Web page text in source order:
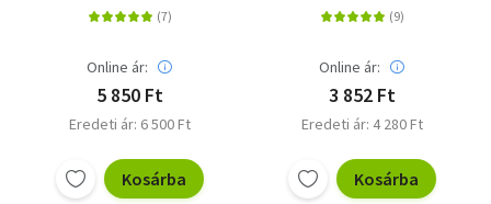
Online ár:
5 850 Ft
Eredeti ár: 6 500 Ft
Kosárba
Online ár:
3 852 Ft
Eredeti ár: 4 280 Ft
Kosárba